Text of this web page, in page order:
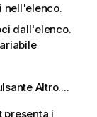
nell'elenco.
dall'elenco.
Altro....
presenta i